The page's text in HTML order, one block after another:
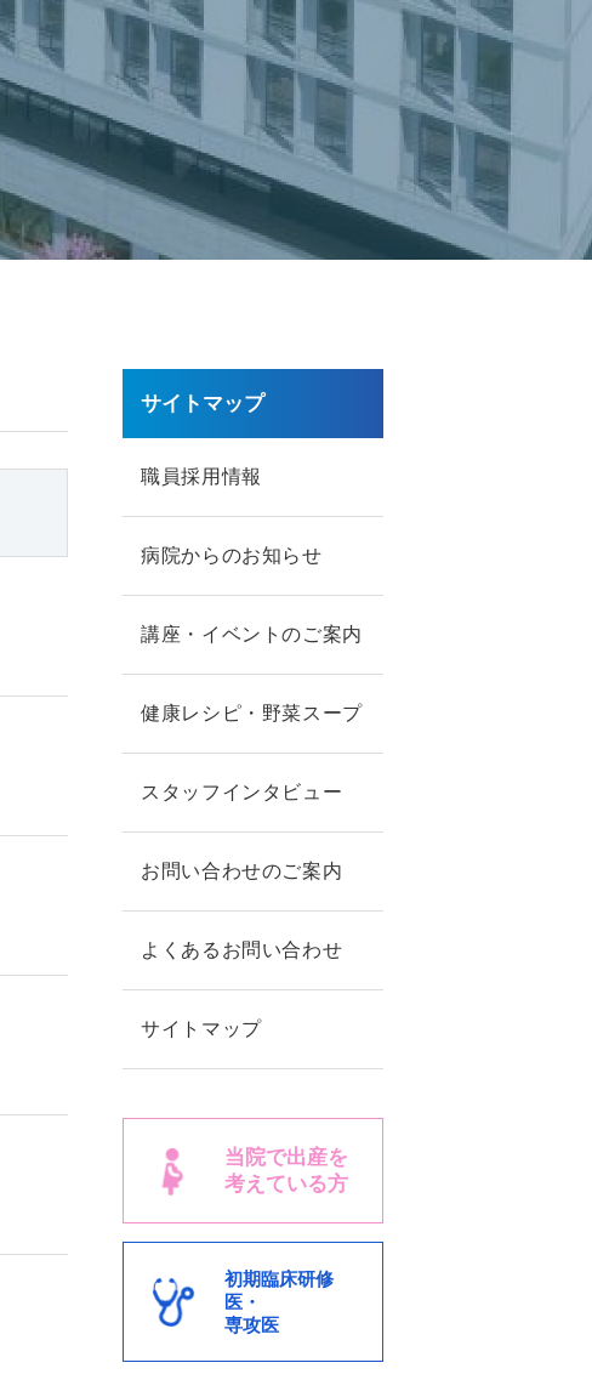
サイトマップ
職員採用情報
病院からのお知らせ
講座・イベントのご案内
健康レシピ・野菜スープ
スタッフインタビュー
お問い合わせのご案内
よくあるお問い合わせ
サイトマップ
当院で出産を
考えている方
初期臨床研修
医・
専攻医